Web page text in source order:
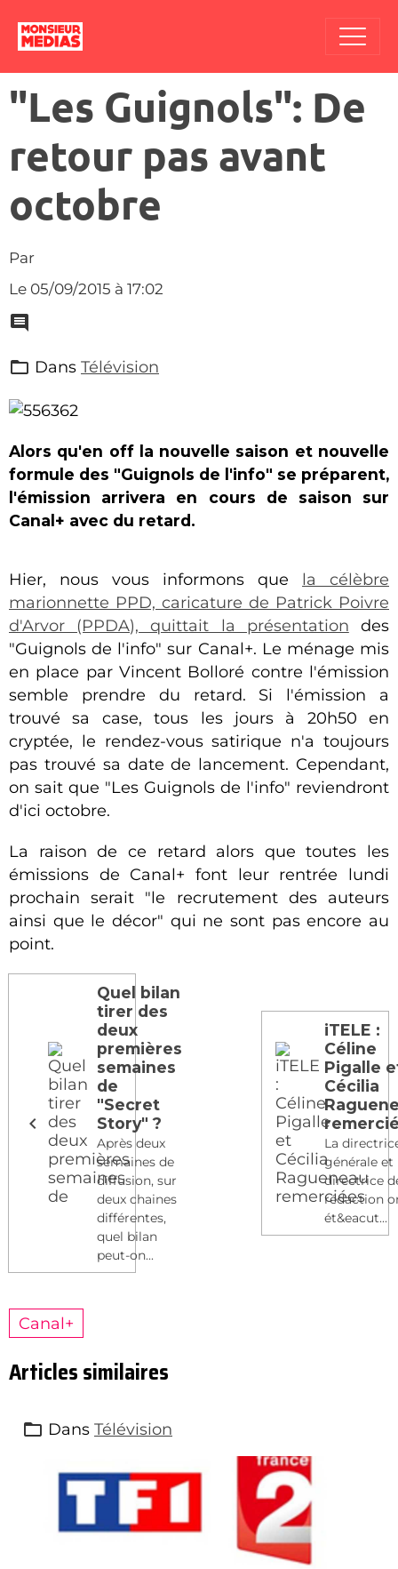
"Les Guignols": De
retour pas avant
octobre
Par
Le 05/09/2015 à 17:02
Dans Télévision
Alors qu'en off la nouvelle saison et nouvelle
formule des "Guignols de l'info" se préparent,
l'émission arrivera en cours de saison sur
Canal+ avec du retard.
Hier, nous vous informons que la célèbre
marionnette PPD, caricature de Patrick Poivre
d'Arvor (PPDA), quittait la présentation des
"Guignols de l'info" sur Canal+. Le ménage mis
en place par Vincent Bolloré contre l'émission
semble prendre du retard. Si l'émission a
trouvé sa case, tous les jours à 20h50 en
cryptée, le rendez-vous satirique n'a toujours
pas trouvé sa date de lancement. Cependant,
on sait que "Les Guignols de l'info" reviendront
d'ici octobre.
La raison de ce retard alors que toutes les
émissions de Canal+ font leur rentrée lundi
prochain serait "le recrutement des auteurs
ainsi que le décor" qui ne sont pas encore au
point.
Quel bilan
tirer des
deux
premières
semaines
de
"Secret
Story" ?
Après deux
semaines de
diffusion, sur
deux chaines
différentes,
quel bilan
peut-on...
iTELE :
Céline
Pigalle
Cécilia
La
générale et
directrice
rédaction
ét&eacut...
Canal+
Articles similaires
Dans Télévision